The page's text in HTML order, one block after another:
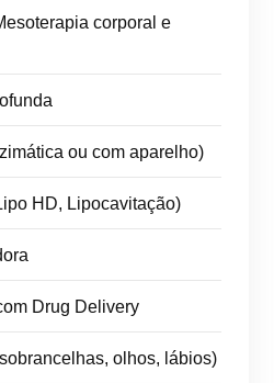
corporal e
ou com aparelho)
HD, Lipocavitação)
Drug Delivery
olhos, lábios)